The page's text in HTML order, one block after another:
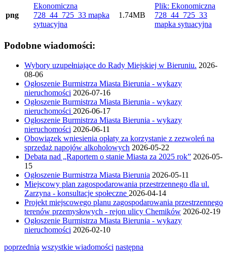
png
Ekonomiczna
728_44_725_33 mapka
sytuacyjna
1.74MB
Plik: Ekonomiczna
728_44_725_33
mapka sytuacyjna
Podobne wiadomości:
Wybory uzupełniające do Rady Miejskiej w Bieruniu. 2026-
08-06
Ogłoszenie Burmistrza Miasta Bierunia - wykazy
nieruchomości 2026-07-16
Ogłoszenie Burmistrza Miasta Bierunia - wykazy
nieruchomości 2026-06-17
Ogłoszenie Burmistrza Miasta Bierunia - wykazy
nieruchomości 2026-06-11
Obowiązek wniesienia opłaty za korzystanie z zezwoleń na
sprzedaż napojów alkoholowych 2026-05-22
Debata nad „Raportem o stanie Miasta za 2025 rok” 2026-05-
15
Ogłoszenie Burmistrza Miasta Bierunia 2026-05-11
Miejscowy plan zagospodarowania przestrzennego dla ul.
Zarzyna - konsultacje społeczne 2026-04-14
Projekt miejscowego planu zagospodarowania przestrzennego
terenów przemysłowych - rejon ulicy Chemików 2026-02-19
Ogłoszenie Burmistrza Miasta Bierunia - wykazy
nieruchomości 2026-02-10
poprzednia wszystkie wiadomości następna